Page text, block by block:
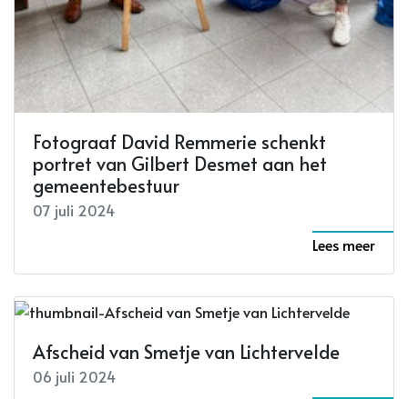
Fotograaf David Remmerie schenkt
portret van Gilbert Desmet aan het
gemeentebestuur
07 juli 2024
Lees meer
Afscheid van Smetje van Lichtervelde
06 juli 2024